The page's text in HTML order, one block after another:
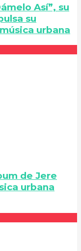
Así”, su
su
urbana
de Jere
urbana